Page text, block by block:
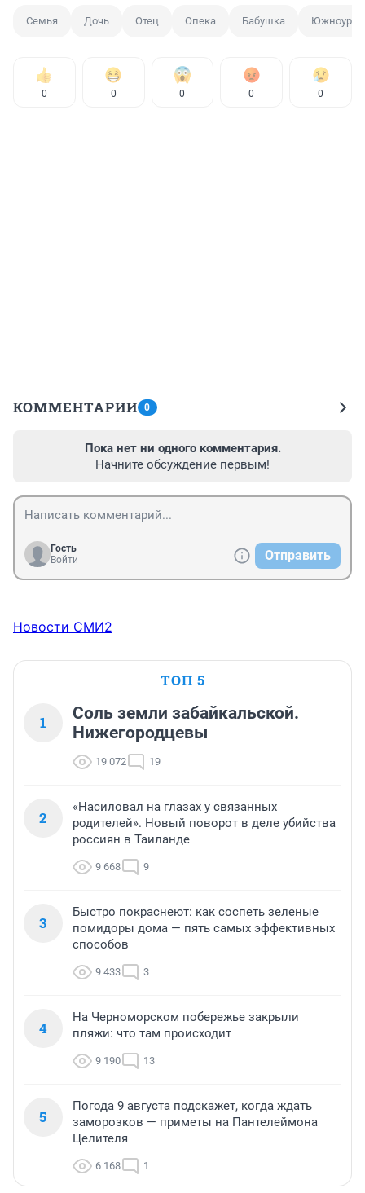
Семья Дочь Отец Опека Бабушка
0 0 0 0 0
КОММЕНТАРИИ 0
Пока нет ни одного комментария.
Начните обсуждение первым!
Гость
Войти
Отправить
Новости СМИ2
ТОП 5
1
Соль земли забайкальской.
Нижегородцевы
19 072 19
2
«Насиловал на глазах у связанных
родителей». Новый поворот в деле убийства
россиян в Таиланде
9 668 9
3
Быстро покраснеют: как соспеть зеленые
помидоры дома — пять самых эффективных
способов
9 433 3
4
На Черноморском побережье закрыли
пляжи: что там происходит
9 190 13
5
Погода 9 августа подскажет, когда ждать
заморозков — приметы на Пантелеймона
Целителя
6 168 1